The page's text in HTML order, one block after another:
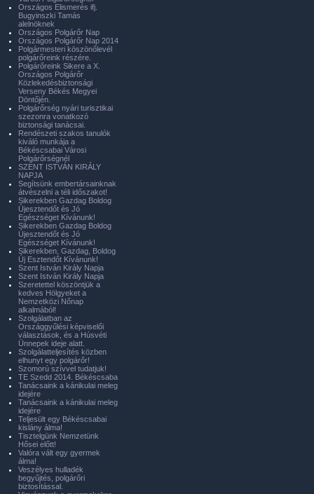
Országos Elismerés ifj.
Bugyinszki Tamás
alelnöknek
Országos Polgárőr Nap
Országos Polgárőr Nap 2014
Polgármesteri köszönőlevél
polgárőreink részére.
Polgárőreink Sikere a X.
Országos Polgárőr
Közlekedésbiztonsági
Verseny Békés Megyei
Döntőjén.
Polgárőrség nyári turisztikai
szezonra vonatkozó
biztonsági tanácsai.
Rendészeti szakos tanulók
kiváló munkája a
Békéscsabai Városi
Polgárőrségnél
SZENT ISTVÁN KIRÁLY
NAPJA
Segítsünk embertársainknak
átvészelni a téli időszakot!
Sikerekben Gazdag Boldog
Újesztendőt és Jó
Egészséget Kívánunk!
Sikerekben Gazdag Boldog
Újesztendőt és Jó
Egészséget Kívánunk!
Sikerekben, Gazdag, Boldog
Új Esztendőt Kívánunk!
Szent István Király Napja
Szent István Király Napja
Szeretettel köszöntjük a
kedves Hölgyeket a
Nemzetközi Nőnap
alkalmából!
Szolgálatban az
Országgyűlési képviselői
választások, és a Húsvéti
Ünnepek ideje alatt.
Szolgálatteljesítés közben
elhunyt egy polgárőr!
Szomorú szívvel tudatjuk!
TE Szedd 2014. Békéscsaba
Tanácsaink a kánikulai meleg
idejére
Tanácsaink a kánikulai meleg
idejére
Teljesült egy Békéscsabai
kislány álma!
Tisztelgünk Nemzetünk
Hősei előtt!
Valóra vált egy gyermek
álma!
Veszélyes hulladék
begyűjtés, polgárőri
biztosítással.